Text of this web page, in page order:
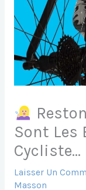
Sont Les
Cycliste…
Laisser Un
Masson